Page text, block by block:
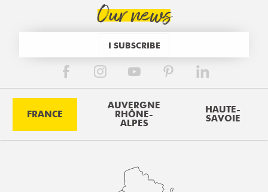
Our news
I SUBSCRIBE
FRANCE
AUVERGNE
RHÔNE-
ALPES
HAUTE-
SAVOIE